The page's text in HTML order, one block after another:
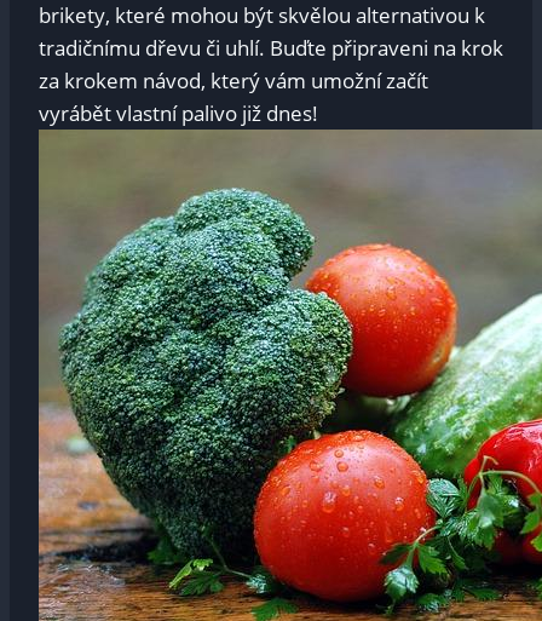
brikety, které mohou být skvělou alternativou k
tradičnímu dřevu či uhlí. Buďte připraveni na krok
za krokem návod, který vám umožní začít
vyrábět vlastní palivo již dnes!